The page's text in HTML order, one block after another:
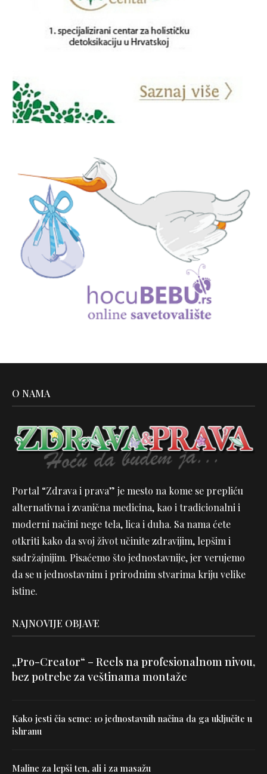
O NAMA
Portal “Zdrava i prava” je mesto na kome se prepliću
alternativna i zvanična medicina, kao i tradicionalni i
moderni načini nege tela, lica i duha. Sa nama ćete
otkriti kako da svoj život učinite zdravijim, lepšim i
sadržajnijim. Pisaćemo što jednostavnije, jer verujemo
da se u jednostavnim i prirodnim stvarima kriju velike
istine.
NAJNOVIJE OBJAVE
„Pro-Creator“ – Reels na profesionalnom nivou,
bez potrebe za veštinama montaže
Kako jesti čia seme: 10 jednostavnih načina da ga uključite u
ishranu
Maline za lepši ten, ali i za masažu